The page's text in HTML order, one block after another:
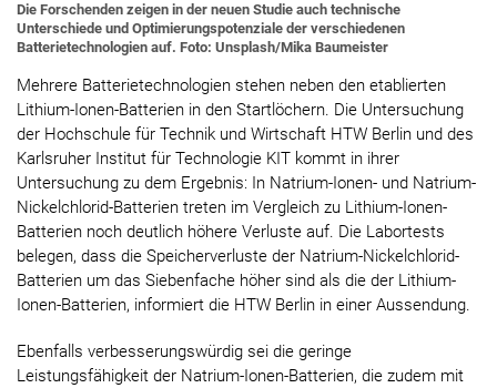
Die Forschenden zeigen in der neuen Studie auch technische
Unterschiede und Optimierungspotenziale der verschiedenen
Batterietechnologien auf. Foto: Unsplash/Mika Baumeister
Mehrere Batterietechnologien stehen neben den etablierten
Lithium-Ionen-Batterien in den Startlöchern. Die Untersuchung
der Hochschule für Technik und Wirtschaft HTW Berlin und des
Karlsruher Institut für Technologie KIT kommt in ihrer
Untersuchung zu dem Ergebnis: In Natrium-Ionen- und Natrium-
Nickelchlorid-Batterien treten im Vergleich zu Lithium-Ionen-
Batterien noch deutlich höhere Verluste auf. Die Labortests
belegen, dass die Speicherverluste der Natrium-Nickelchlorid-
Batterien um das Siebenfache höher sind als die der Lithium-
Ionen-Batterien, informiert die HTW Berlin in einer Aussendung.
Ebenfalls verbesserungswürdig sei die geringe
Leistungsfähigkeit der Natrium-Ionen-Batterien, die zudem mit